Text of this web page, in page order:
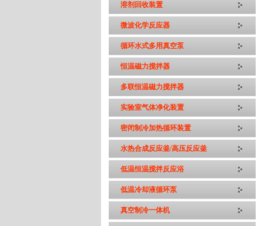
溶剂回收装置
微波化学反应器
循环水式多用真空泵
恒温磁力搅拌器
多联恒温磁力搅拌器
实验室气体净化装置
密闭制冷加热循环装置
水热合成反应釜/高压反应釜
低温恒温搅拌反应浴
低温冷却液循环泵
真空制冷一体机